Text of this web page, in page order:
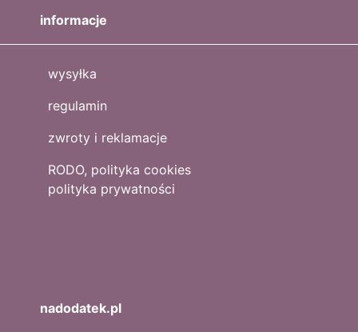
informacje
wysyłka
regulamin
zwroty i reklamacje
RODO, polityka cookies
polityka prywatności
nadodatek.pl